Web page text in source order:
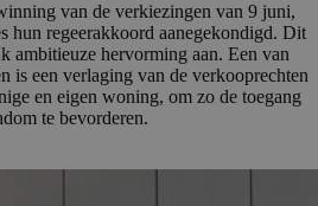
van de verkiezingen van 9 juni,
hun regeerakkoord aanegekondigd. Dit
ambitieuze hervorming aan. Een van
is een verlaging van de verkooprechten
en eigen woning, om zo de toegang
te bevorderen.